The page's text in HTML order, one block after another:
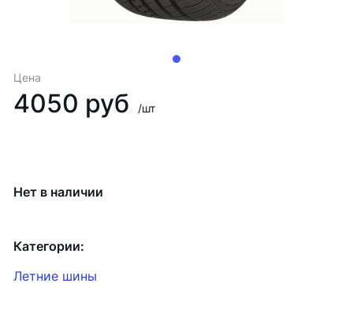
Цена
4050 руб /шт
Категории:
Летние шины
Нет в наличии